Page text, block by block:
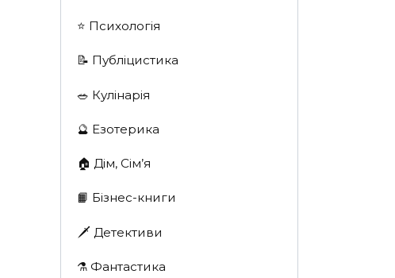
⭐️ Психологія
📝 Публіцистика
🥗 Кулінарія
🔮 Езотерика
🏠 Дім, Сім’я
📙 Бізнес-книги
🗡 Детективи
⚗️ Фантастика